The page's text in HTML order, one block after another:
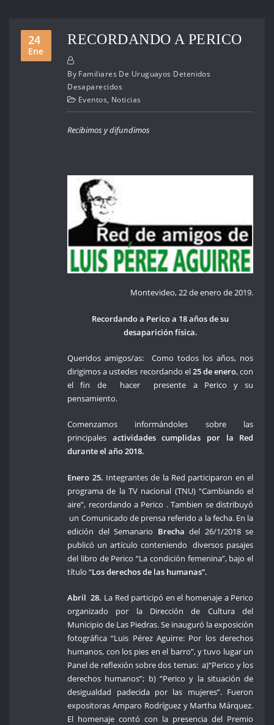
24
Ene
RECORDANDO A PERICO
By Familiares De Uruguayos Detenidos
Desaparecidos
Eventos, Noticias
Recibimos y difundimos
Montevideo, 22 de enero de 2019.
Recordando a Perico a 18 años de su
desaparición física.
Queridos amigos/as: Como todos los años, nos
dirigimos a ustedes recordando el25 de enero, con
el fin de hacer presente a Perico y su
pensamiento.
Comenzamos informándoles sobre las
principales actividades cumplidas por la Red
durante el año 2018.
Enero 25. Integrantes de la Red participaron en el
programa de la TV nacional (TNU) “Cambiando el
aire”, recordando a Perico . Tambien se distribuyó
un Comunicado de prensa referido a la fecha. En la
edición del Semanario Brecha del 26/1/2018 se
publicó un artículo conteniendo diversos pasajes
del libro de Perico “La condición femenina”, bajo el
título “Los derechos de las humanas”.
Abril 28. La Red participó en el homenaje a Perico
organizado por la Dirección de Cultura del
Municipio de Las Piedras. Se inauguró la exposición
fotográfica “Luis Pérez Aguirre: Por los derechos
humanos, con los pies en el barro”, y tuvo lugar un
Panel de reflexión sobre dos temas: a)“Perico y los
derechos humanos”; b) “Perico y la situación de
desigualdad padecida por las mujeres”. Fueron
expositoras Amparo Rodríguez y Martha Márquez.
El homenaje contó con la presencia del Premio